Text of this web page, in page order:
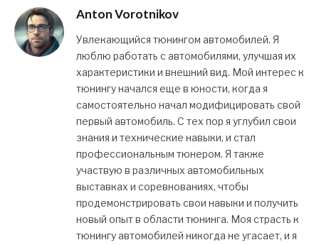
Anton Vorotnikov
Увлекающийся тюнингом автомобилей. Я
люблю работать с автомобилями, улучшая их
характеристики и внешний вид. Мой интерес к
тюнингу начался еще в юности, когда я
самостоятельно начал модифицировать свой
первый автомобиль. С тех пор я углубил свои
знания и технические навыки, и стал
профессиональным тюнером. Я также
участвую в различных автомобильных
выставках и соревнованиях, чтобы
продемонстрировать свои навыки и получить
новый опыт в области тюнинга. Моя страсть к
тюнингу автомобилей никогда не угасает, и я